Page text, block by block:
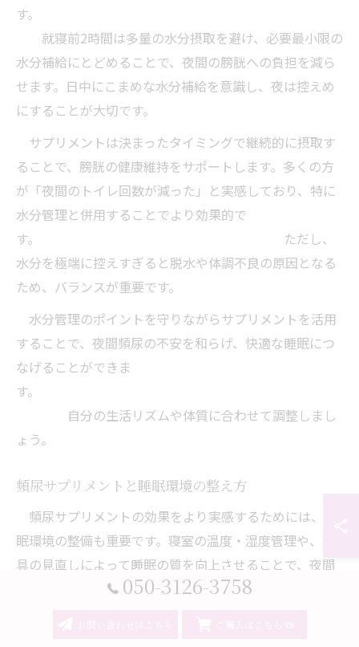
す。
就寝前2時間は多量の水分摂取を避け、必要最小限の
水分補給にとどめることで、夜間の膀胱への負担を減ら
せます。日中にこまめな水分補給を意識し、夜は控えめ
にすることが大切です。
サプリメントは決まったタイミングで継続的に摂取す
ることで、膀胱の健康維持をサポートします。多くの方
が「夜間のトイレ回数が減った」と実感しており、特に
水分管理と併用することでより効果的で
す。 ただし、
水分を極端に控えすぎると脱水や体調不良の原因となる
ため、バランスが重要です。
水分管理のポイントを守りながらサプリメントを活用
することで、夜間頻尿の不安を和らげ、快適な睡眠につ
なげることができま
す。
自分の生活リズムや体質に合わせて調整しまし
ょう。
頻尿サプリメントと睡眠環境の整え方
頻尿サプリメントの効果をより実感するためには、睡
眠環境の整備も重要です。寝室の温度・湿度管理や、寝
具の見直しによって睡眠の質を向上させることで、夜間
のトイレ不安を軽減しやすくなりま
050-3126-3758